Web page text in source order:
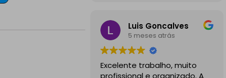
profissionais, comunicativos e
disponiveis para todas as
minhas dúvidas.
A instalação de tomada
reforçada em garagem
Luis Goncalves
5 meses atrás
Excelente trabalho, muito
profissional e organizado. A